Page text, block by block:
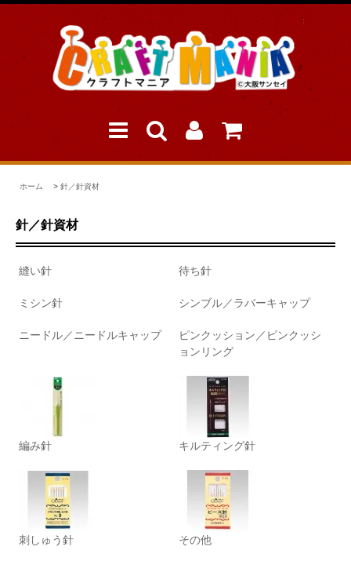
ホーム > 針／針資材
針／針資材
縫い針 待ち針
ミシン針 シンブル／ラバーキャップ
ニードル／ニードルキャップ
ピンクッション／ピンクッシ
ョンリング
編み針 キルティング針
刺しゅう針 その他